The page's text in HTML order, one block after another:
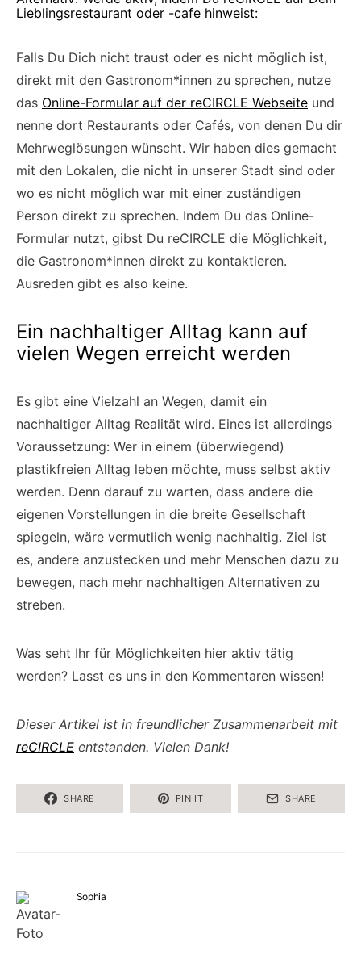
Lieblingsrestaurant oder -cafe hinweist:
Falls Du Dich nicht traust oder es nicht möglich ist,
direkt mit den Gastronom*innen zu sprechen, nutze
das Online-Formular auf der reCIRCLE Webseite und
nenne dort Restaurants oder Cafés, von denen Du dir
Mehrweglösungen wünscht. Wir haben dies gemacht
mit den Lokalen, die nicht in unserer Stadt sind oder
wo es nicht möglich war mit einer zuständigen
Person direkt zu sprechen. Indem Du das Online-
Formular nutzt, gibst Du reCIRCLE die Möglichkeit,
die Gastronom*innen direkt zu kontaktieren.
Ausreden gibt es also keine.
Ein nachhaltiger Alltag kann auf
vielen Wegen erreicht werden
Es gibt eine Vielzahl an Wegen, damit ein
nachhaltiger Alltag Realität wird. Eines ist allerdings
Voraussetzung: Wer in einem (überwiegend)
plastikfreien Alltag leben möchte, muss selbst aktiv
werden. Denn darauf zu warten, dass andere die
eigenen Vorstellungen in die breite Gesellschaft
spiegeln, wäre vermutlich wenig nachhaltig. Ziel ist
es, andere anzustecken und mehr Menschen dazu zu
bewegen, nach mehr nachhaltigen Alternativen zu
streben.
Was seht Ihr für Möglichkeiten hier aktiv tätig
werden? Lasst es uns in den Kommentaren wissen!
Dieser Artikel ist in freundlicher Zusammenarbeit mit
reCIRCLE entstanden. Vielen Dank!
SHARE PIN IT SHARE
Sophia